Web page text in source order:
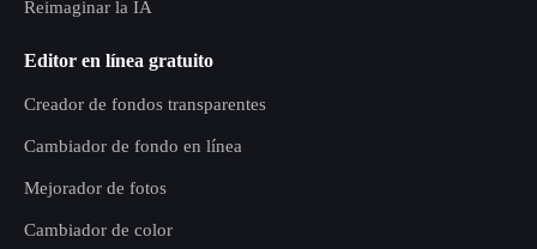
Reimaginar la IA
Editor en línea gratuito
Creador de fondos transparentes
Cambiador de fondo en línea
Mejorador de fotos
Cambiador de color